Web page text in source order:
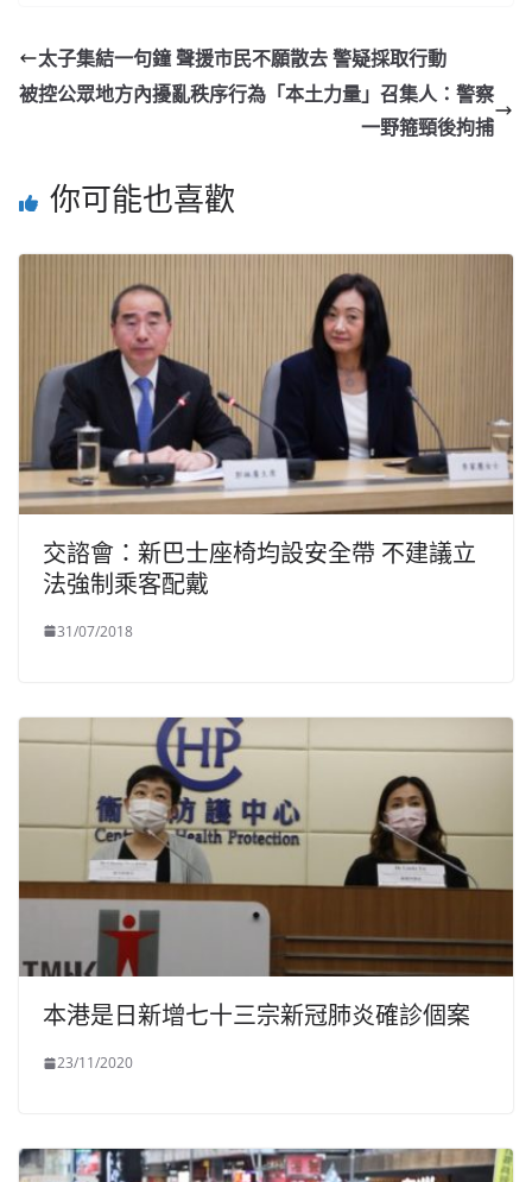
太子集結一句鐘 聲援市民不願散去 警疑採取行動
被控公眾地方內擾亂秩序行為「本土力量」召集人：警察
一野箍頸後拘捕
你可能也喜歡
交諮會：新巴士座椅均設安全帶 不建議立
法強制乘客配戴
31/07/2018
本港是日新增七十三宗新冠肺炎確診個案
23/11/2020